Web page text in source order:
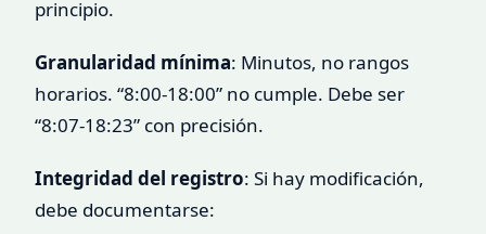
principio.
Granularidad mínima: Minutos, no rangos
horarios. “8:00-18:00” no cumple. Debe ser
“8:07-18:23” con precisión.
Integridad del registro: Si hay modificación,
debe documentarse: